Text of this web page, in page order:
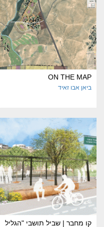
ON THE MAP
ביאן אבו זאיד
קו מחבר | שביל תושבי "הגליל